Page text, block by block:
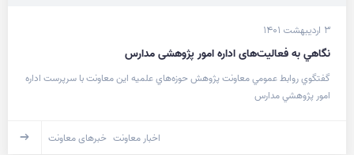
۳ اردیبهشت ۱۴۰۱
نگاهي به فعالیت‌های اداره امور پژوهشی مدارس
گفتگوي روابط عمومي معاونت پژوهش حوزه‌هاي علميه اين معاونت با سرپرست اداره
امور پژوهشي مدارس
اخبار معاونت خبرهای معاونت